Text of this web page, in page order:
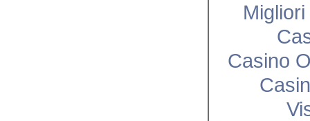
Casino